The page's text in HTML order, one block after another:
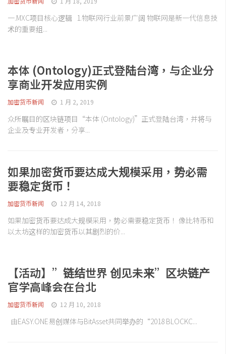
一.MXC项目核心逻辑 1.物联网行业前景广阔 物联网是新一代信息技
术的重要组...
本体 (Ontology)正式登陆台湾，与企业分
享商业开发应用实例
加密货币新闻 1 月 2, 2019
众所瞩目的区块链项目“本体 (Ontology)”正式登陆台湾，并将与
企业及专业开发者，分享...
如果加密货币要达成大规模采用，势必需
要稳定货币！
加密货币新闻 12 月 14, 2018
如果加密货币要达成大规模采用，势必需要稳定货币！ 像比特币和
以太坊这样的加密货币以其剧烈的价...
【活动】”链结世界 创见未来”区块链产
官学高峰会在台北
加密货币新闻 12 月 10, 2018
由EASY.ONE易创媒体与BitAsset共同举办的“2018 BLOCKC...